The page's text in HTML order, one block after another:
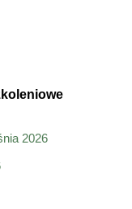
2026